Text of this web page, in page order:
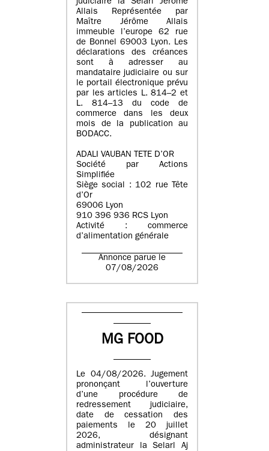
judiciaire la Selarl Jerome
Allais Représentée par
Maître Jérôme Allais
immeuble l’europe 62 rue
de Bonnel 69003 Lyon. Les
déclarations des créances
sont à adresser au
mandataire judiciaire ou sur
le portail électronique prévu
par les articles L. 814–2 et
L. 814–13 du code de
commerce dans les deux
mois de la publication au
BODACC.
ADALI VAUBAN TETE D’OR
Société par Actions
Simplifiée
Siège social : 102 rue Tête
d’Or
69006 Lyon
910 396 936 RCS Lyon
Activité : commerce
d’alimentation générale
Annonce parue le
07/08/2026
MG FOOD
Le 04/08/2026. Jugement
prononçant l’ouverture
d’une procédure de
redressement judiciaire,
date de cessation des
paiements le 20 juillet
2026, désignant
administrateur la Selarl Aj